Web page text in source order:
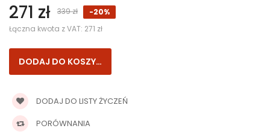
271 zł 339 zł
-20%
Łączna kwota z VAT: 271 zł
DODAJ DO LISTY ŻYCZEŃ
PORÓWNANIA